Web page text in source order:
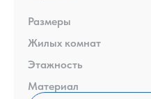
Размеры
Жилых комнат
Этажность
Материал